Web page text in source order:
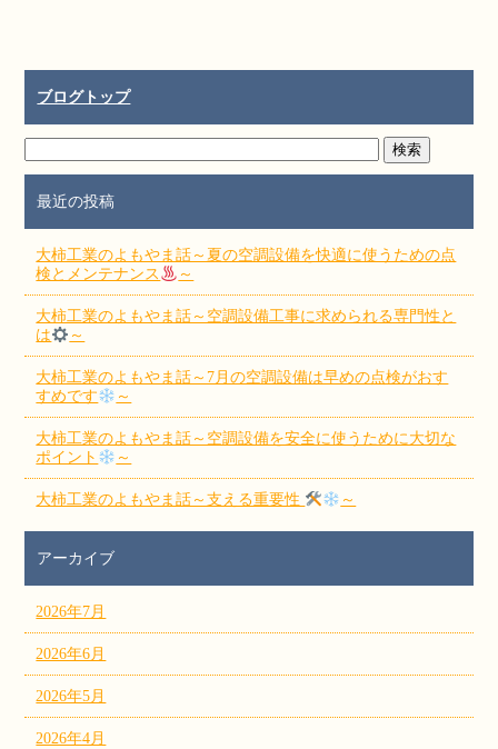
ブログトップ
最近の投稿
大柿工業のよもやま話～夏の空調設備を快適に使うための点
検とメンテナンス
～
大柿工業のよもやま話～空調設備工事に求められる専門性と
は
～
大柿工業のよもやま話～7月の空調設備は早めの点検がおす
すめです
～
大柿工業のよもやま話～空調設備を安全に使うために大切な
ポイント
～
大柿工業のよもやま話～支える重要性 ～
アーカイブ
2026年7月
2026年6月
2026年5月
2026年4月